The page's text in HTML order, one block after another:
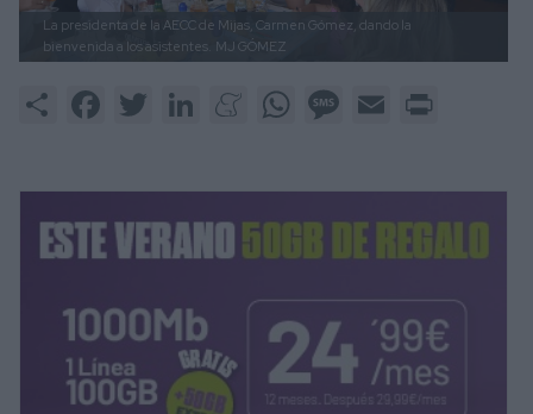
La presidenta de la AECC de Mijas, Carmen Gómez, dando la
bienvenida a los asistentes. MJ GÓMEZ
Share FacebookTwitter LinkedInMeneameWhatsAppMessage
Email